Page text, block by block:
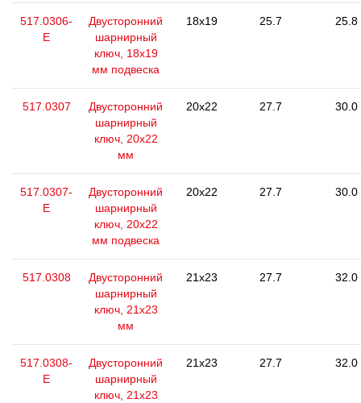
517.0306-
E
Двусторонний
шарнирный
ключ, 18x19
мм подвеска
18x19 25.7 25.8
517.0307
Двусторонний
шарнирный
ключ, 20х22
мм
20x22 27.7 30.0
517.0307-
E
Двусторонний
шарнирный
ключ, 20х22
мм подвеска
20x22 27.7 30.0
517.0308
Двусторонний
шарнирный
ключ, 21х23
мм
21x23 27.7 32.0
517.0308-
E
Двусторонний
шарнирный
ключ, 21х23
21x23 27.7 32.0